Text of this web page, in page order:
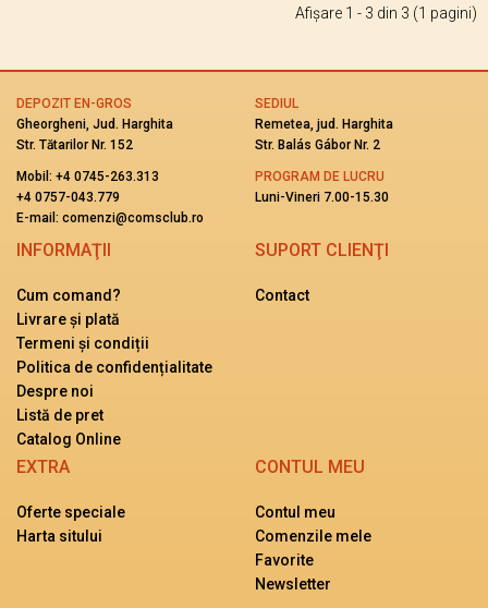
Afişare 1 - 3 din 3 (1 pagini)
DEPOZIT EN-GROS
Gheorgheni, Jud. Harghita
Str. Tătarilor Nr. 152
Mobil: +4 0745-263.313
+4 0757-043.779
E-mail: comenzi@comsclub.ro
SEDIUL
Remetea, jud. Harghita
Str. Balás Gábor Nr. 2
PROGRAM DE LUCRU
Luni-Vineri 7.00-15.30
INFORMAŢII
Cum comand?
Livrare și plată
Termeni și condiții
Politica de confidențialitate
Despre noi
Listă de pret
Catalog Online
SUPORT CLIENŢI
Contact
EXTRA
Oferte speciale
Harta sitului
CONTUL MEU
Contul meu
Comenzile mele
Favorite
Newsletter